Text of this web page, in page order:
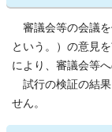
審議会等の会議を
という。）の意見
により、審議会等
試行の検証の結果
せん。